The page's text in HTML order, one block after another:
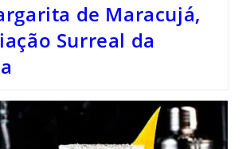
de Maracujá,
Surreal da